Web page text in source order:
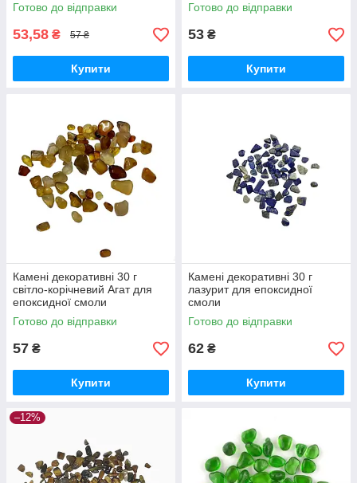
Готово до відправки
53,58 ₴ 57 ₴
Купити
Готово до відправки
53 ₴
Купити
Камені декоративні 30 г
світло-корічневий Агат для
епоксидної смоли
Готово до відправки
57 ₴
Купити
Камені декоративні 30 г
лазурит для епоксидної
смоли
Готово до відправки
62 ₴
Купити
–12%